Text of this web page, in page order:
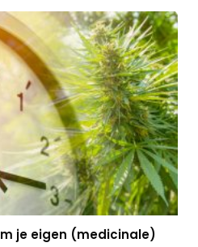
je eigen (medicinale)